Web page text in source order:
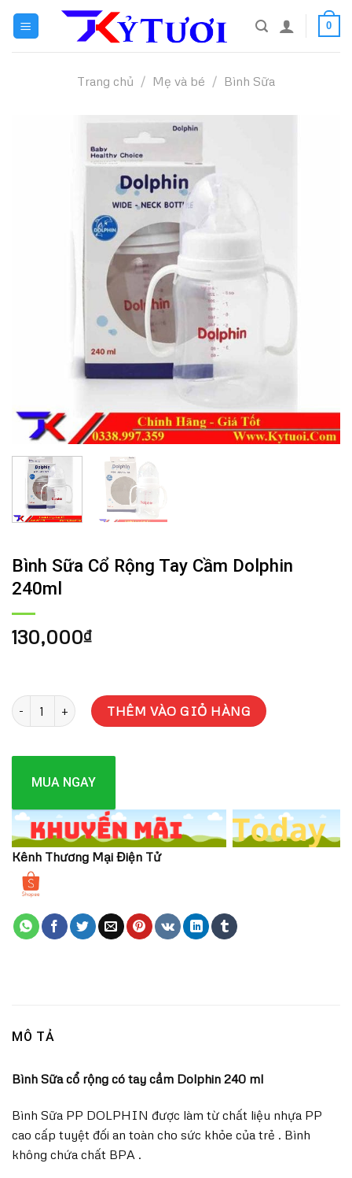
content
0
Trang chủ / Mẹ và bé / Bình Sữa
Bình Sữa Cổ Rộng Tay Cầm Dolphin
240ml
130,000₫
Bình Sữa Cổ Rộng Tay Cầm Dolphin 240ml số lượng
THÊM VÀO GIỎ HÀNG
MUA NGAY
Kênh Thương Mại Điện Tử
MÔ TẢ
Bình Sữa cổ rộng có tay cầm Dolphin 240 ml
Bình Sữa PP DOLPHIN được làm từ chất liệu nhựa PP
cao cấp tuyệt đối an toàn cho sức khỏe của trẻ . Bình
không chứa chất BPA .